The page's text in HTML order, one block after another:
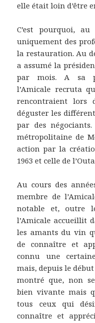
elle était loin d’être
C’est pourquoi,
uniquement des
la restauration. Au
a assumé la
par mois. A sa
l’Amicale recruta
rencontraient lors
déguster les
par des
métropolitaine de
action par la
1963 et celle de
Au cours des
membre de
notable et, outre
l’Amicale accueillit
les amants du vin
de connaître et
connu une
mais, depuis le
montré que, non
bien vivante mais
tous ceux qui
connaître et